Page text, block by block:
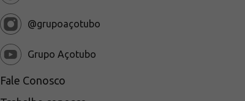
@grupoaçotubo
Grupo Açotubo
Fale Conosco